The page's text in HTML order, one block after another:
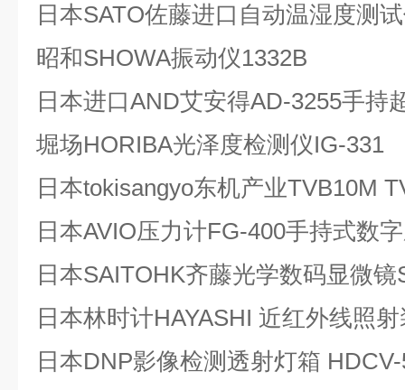
日本SATO佐藤进口自动温湿度测
昭和SHOWA振动仪1332B
日本进口AND艾安得AD-3255手持
堀场HORIBA光泽度检测仪IG-331
日本tokisangyo东机产业TVB10M
日本AVIO压力计FG-400手持式数
日本SAITOHK齐藤光学数码显微
日本林时计HAYASHI 近红外线照
日本DNP影像检测透射灯箱